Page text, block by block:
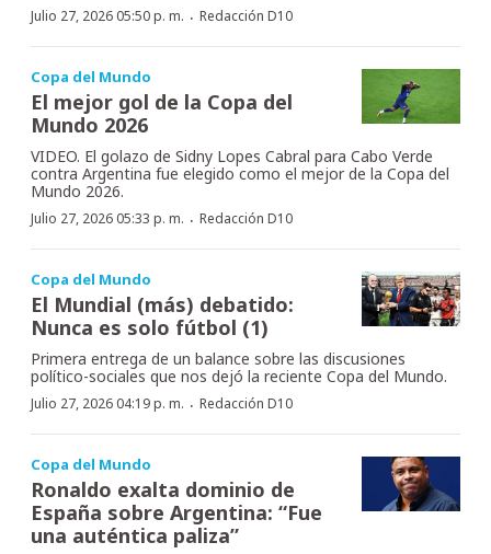
Julio 27, 2026 05:50 p. m. · Redacción D10
Copa del Mundo
El mejor gol de la Copa del
Mundo 2026
VIDEO. El golazo de Sidny Lopes Cabral para Cabo Verde
contra Argentina fue elegido como el mejor de la Copa del
Mundo 2026.
Julio 27, 2026 05:33 p. m. · Redacción D10
Copa del Mundo
El Mundial (más) debatido:
Nunca es solo fútbol (1)
Primera entrega de un balance sobre las discusiones
político-sociales que nos dejó la reciente Copa del Mundo.
Julio 27, 2026 04:19 p. m. · Redacción D10
Copa del Mundo
Ronaldo exalta dominio de
España sobre Argentina: “Fue
una auténtica paliza”